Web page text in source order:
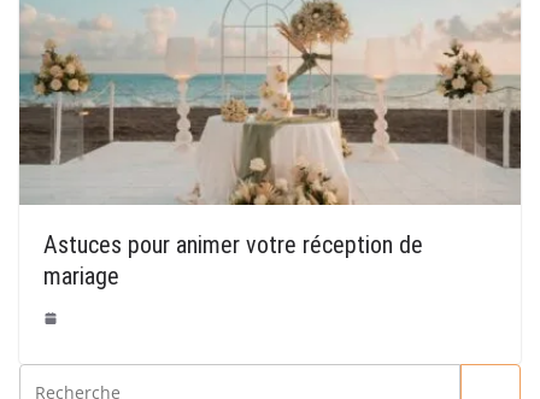
Astuces pour animer votre réception de
mariage